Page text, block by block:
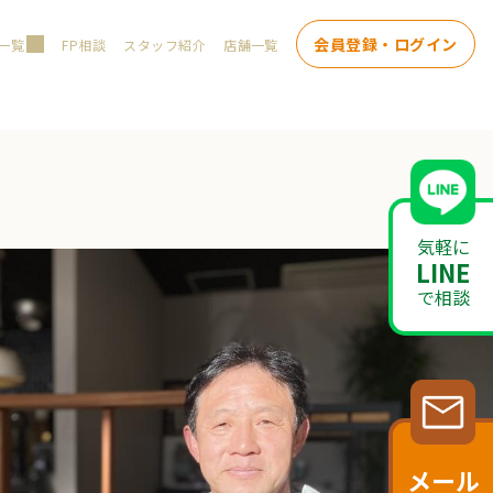
覧 FP相談 スタッフ紹介 店舗一覧 会員登録・ログイン
気軽に
LINE
で相談
メール